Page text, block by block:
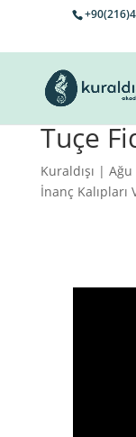
Tuçe
Kuraldışı | Ağu
İnanç Kalıpları